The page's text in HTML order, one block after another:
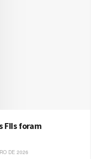
FIIs foram
DE 2026